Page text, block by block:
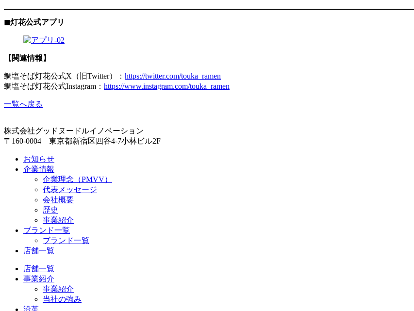
◼︎灯花公式アプリ
【関連情報】
鯛塩そば灯花公式X（旧Twitter）： https://twitter.com/touka_ramen
鯛塩そば灯花公式Instagram： https://www.instagram.com/touka_ramen
一覧へ戻る
株式会社グッドヌードルイノベーション
〒160-0004 東京都新宿区四谷4-7小林ビル2F
お知らせ
企業情報
企業理念（PMVV）
代表メッセージ
会社概要
歴史
事業紹介
ブランド一覧
ブランド一覧
店舗一覧
店舗一覧
事業紹介
事業紹介
当社の強み
沿革